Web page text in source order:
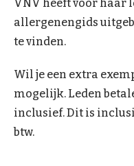
VNV heeft voor haar
allergenengids
te vinden.
Wil je een extra
mogelijk. Leden
inclusief. Dit is
btw.